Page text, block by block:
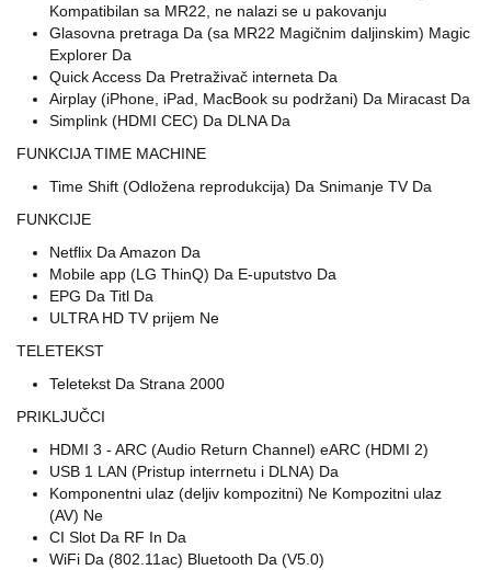
Kompatibilan sa MR22, ne nalazi se u pakovanju
Glasovna pretraga Da (sa MR22 Magičnim daljinskim) Magic
Explorer Da
Quick Access Da Pretraživač interneta Da
Airplay (iPhone, iPad, MacBook su podržani) Da Miracast Da
Simplink (HDMI CEC) Da DLNA Da
FUNKCIJA TIME MACHINE
Time Shift (Odložena reprodukcija) Da Snimanje TV Da
FUNKCIJE
Netflix Da Amazon Da
Mobile app (LG ThinQ) Da E-uputstvo Da
EPG Da Titl Da
ULTRA HD TV prijem Ne
TELETEKST
Teletekst Da Strana 2000
PRIKLJUČCI
HDMI 3 - ARC (Audio Return Channel) eARC (HDMI 2)
USB 1 LAN (Pristup interrnetu i DLNA) Da
Komponentni ulaz (deljiv kompozitni) Ne Kompozitni ulaz
(AV) Ne
CI Slot Da RF In Da
WiFi Da (802.11ac) Bluetooth Da (V5.0)